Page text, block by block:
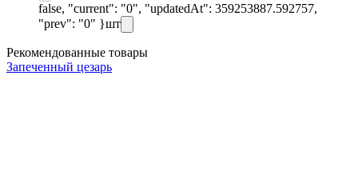
false, "current": "0", "updatedAt": 359253887.592757,
"prev": "0" }шт
Рекомендованные товары
Запеченный цезарь